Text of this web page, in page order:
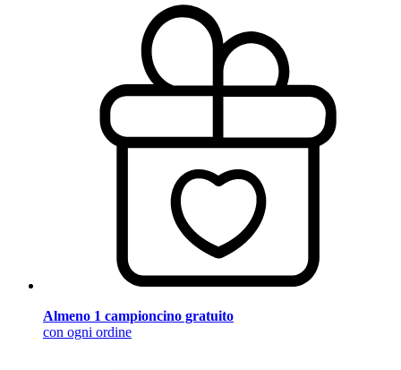
Almeno 1 campioncino gratuito
con ogni ordine